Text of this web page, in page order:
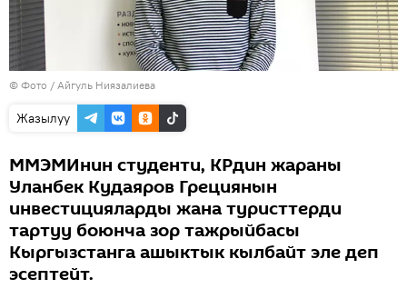
© Фото / Айгуль Ниязалиева
Жазылуу
ММЭМИнин студенти, КРдин жараны
Уланбек Кудаяров Грециянын
инвестицияларды жана туристтерди
тартуу боюнча зор тажрыйбасы
Кыргызстанга ашыктык кылбайт эле деп
эсептейт.